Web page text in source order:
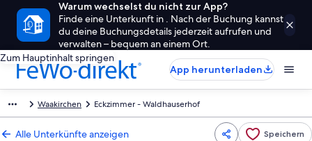
Warum wechselst du nicht zur App?
Finde eine Unterkunft in . Nach der Buchung kannst
du deine Buchungsdetails jederzeit aufrufen und
verwalten – bequem an einem Ort.
Zum Hauptinhalt springen
App herunterladen
Waakirchen Eckzimmer - Waldhauserhof
Alle Unterkünfte anzeigen Speichern